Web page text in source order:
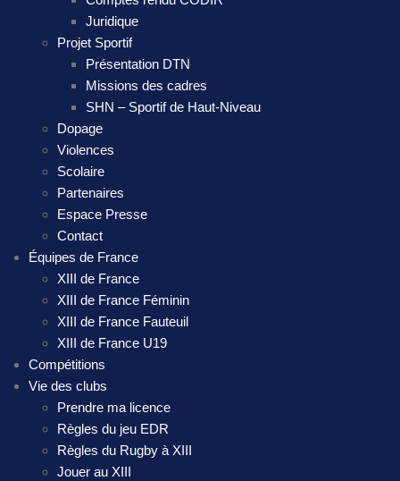
Juridique
Projet Sportif
Présentation DTN
Missions des cadres
SHN – Sportif de Haut-Niveau
Dopage
Violences
Scolaire
Partenaires
Espace Presse
Contact
Équipes de France
XIII de France
XIII de France Féminin
XIII de France Fauteuil
XIII de France U19
Compétitions
Vie des clubs
Prendre ma licence
Règles du jeu EDR
Règles du Rugby à XIII
Jouer au XIII